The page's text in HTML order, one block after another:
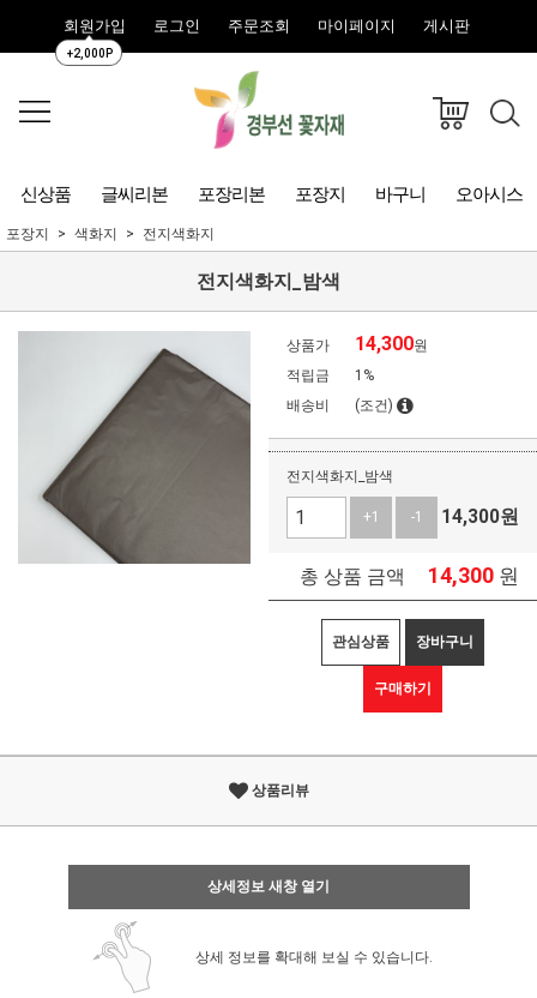
회원가입
+2,000P
로그인 주문조회 마이페이지 게시판
신상품 글씨리본 포장리본 포장지 바구니 오아시스
포장지 색화지 전지색화지
전지색화지_밤색
상품가 14,300원
적립금
1%
배송비
(조건)
전지색화지_밤색
+1 -1 14,300원
총 상품 금액 14,300 원
관심상품 장바구니
구매하기
상품리뷰
상세정보 새창 열기
상세 정보를 확대해 보실 수 있습니다.